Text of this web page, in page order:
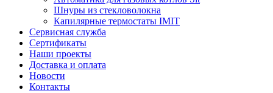
Шнуры из стекловолокна
Капилярные термостаты IMIT
Сервисная служба
Сертификаты
Наши проекты
Доставка и оплата
Новости
Контакты